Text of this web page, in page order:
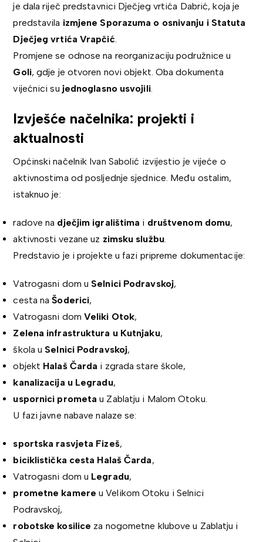
je dala riječ predstavnici Dječjeg vrtića Dabrić, koja je
predstavila izmjene Sporazuma o osnivanju i Statuta
Dječjeg vrtića Vrapčić.
Promjene se odnose na reorganizaciju podružnice u
Goli, gdje je otvoren novi objekt. Oba dokumenta
vijećnici su jednoglasno usvojili.
Izvješće načelnika: projekti i
aktualnosti
Općinski načelnik Ivan Sabolić izvijestio je vijeće o
aktivnostima od posljednje sjednice. Među ostalim,
istaknuo je:
radove na dječjim igralištima i društvenom domu,
aktivnosti vezane uz zimsku službu.
Predstavio je i projekte u fazi pripreme dokumentacije:
Vatrogasni dom u Selnici Podravskoj,
cesta naŠoderici,
Vatrogasni dom Veliki Otok,
Zelena infrastruktura u Kutnjaku,
škola u Selnici Podravskoj,
objekt Halaš Čarda i zgrada stare škole,
kanalizacija u Legradu,
uspornici prometa u Zablatju i Malom Otoku.
U fazi javne nabave nalaze se:
sportska rasvjeta Fizeš,
biciklistička cesta Halaš Čarda,
Vatrogasni dom u Legradu,
prometne kamere u Velikom Otoku i Selnici
Podravskoj,
robotske kosilice za nogometne klubove u Zablatju i